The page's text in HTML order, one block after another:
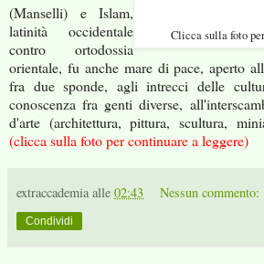
Clicca sulla foto
(Manselli) e Islam,
latinità occidentale
contro ortodossia
orientale, fu anche mare di pace, aperto
fra due sponde, agli intrecci delle
conoscenza fra genti diverse,
d'arte (architettura, pittura, scultura,
(clicca sulla foto per continuare a leggere)
extraccademia alle 02:43 Nessun commento:
Condividi